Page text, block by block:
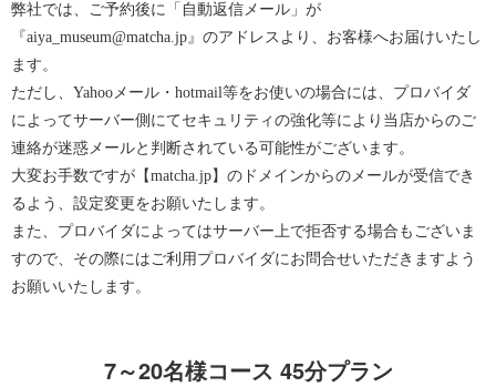
弊社では、ご予約後に「自動返信メール」が
『aiya_museum@matcha.jp』のアドレスより、お客様へお届けいたし
ます。
ただし、Yahooメール・hotmail等をお使いの場合には、プロバイダ
によってサーバー側にてセキュリティの強化等により当店からのご
連絡が迷惑メールと判断されている可能性がございます。
大変お手数ですが【matcha.jp】のドメインからのメールが受信でき
るよう、設定変更をお願いたします。
また、プロバイダによってはサーバー上で拒否する場合もございま
すので、その際にはご利用プロバイダにお問合せいただきますよう
お願いいたします。
7～20名様コース 45分プラン